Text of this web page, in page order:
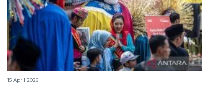
Lebaran Betawi, harmoni tradisi dan kota global
15 April 2026